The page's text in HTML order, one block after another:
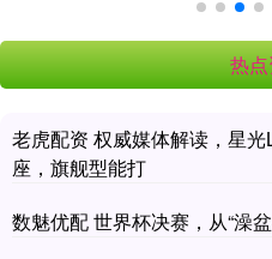
热
老虎配资 权威媒体解读，星
座，旗舰型能打
数魅优配 世界杯决赛，从“澡